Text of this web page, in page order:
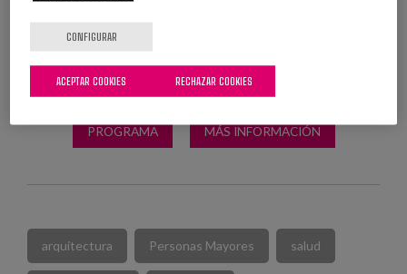
PROGRAMA MÁS INFORMACIÓN
arquitectura Personas Mayores salud
CONFIGURAR
RECHAZAR COOKIES
ACEPTAR COOKIES